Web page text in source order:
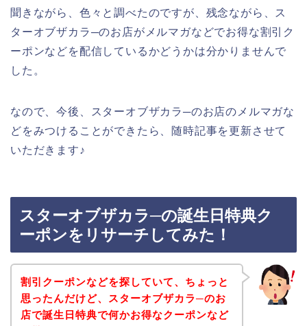
聞きながら、色々と調べたのですが、残念ながら、ス
ターオブザカラ─のお店がメルマガなどでお得な割引ク
ーポンなどを配信しているかどうかは分かりませんで
した。
なので、今後、スターオブザカラ─のお店のメルマガな
どをみつけることができたら、随時記事を更新させて
いただきます♪
スターオブザカラ─の誕生日特典ク
ーポンをリサーチしてみた！
割引クーポンなどを探していて、ちょっと
思ったんだけど、スターオブザカラ─のお
店で誕生日特典で何かお得なクーポンなど